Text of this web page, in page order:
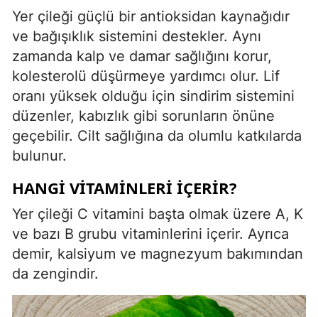
Yer çileği güçlü bir antioksidan kaynağıdır
ve bağışıklık sistemini destekler. Aynı
zamanda kalp ve damar sağlığını korur,
kolesterolü düşürmeye yardımcı olur. Lif
oranı yüksek olduğu için sindirim sistemini
düzenler, kabızlık gibi sorunların önüne
geçebilir. Cilt sağlığına da olumlu katkılarda
bulunur.
HANGI VITAMINLERI İÇERIR?
Yer çileği C vitamini başta olmak üzere A, K
ve bazı B grubu vitaminlerini içerir. Ayrıca
demir, kalsiyum ve magnezyum bakımından
da zengindir.